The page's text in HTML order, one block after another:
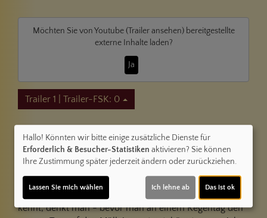
Möchten Sie vonYoutube (Trailer ansehen)bereitgestellte
externe Inhalte laden?
Ja
Trailer 1 | Trailer-FSK: 0
Kommentare
★★★★☆ 3
TomDü.am 31.07.2025 ★★★★★
Wenn man -Heidi- hört, da man sie ja aus dem TV
kennt, denkt man - bevor man an einem Regentag den
Hallo! Könnten wir bitte einige zusätzliche Dienste für
Erforderlich & Besucher-Statistiken aktivieren? Sie können
Ihre Zustimmung später jederzeit ändern oder zurückziehen.
Lassen Sie mich wählen Ich lehne ab Das ist ok